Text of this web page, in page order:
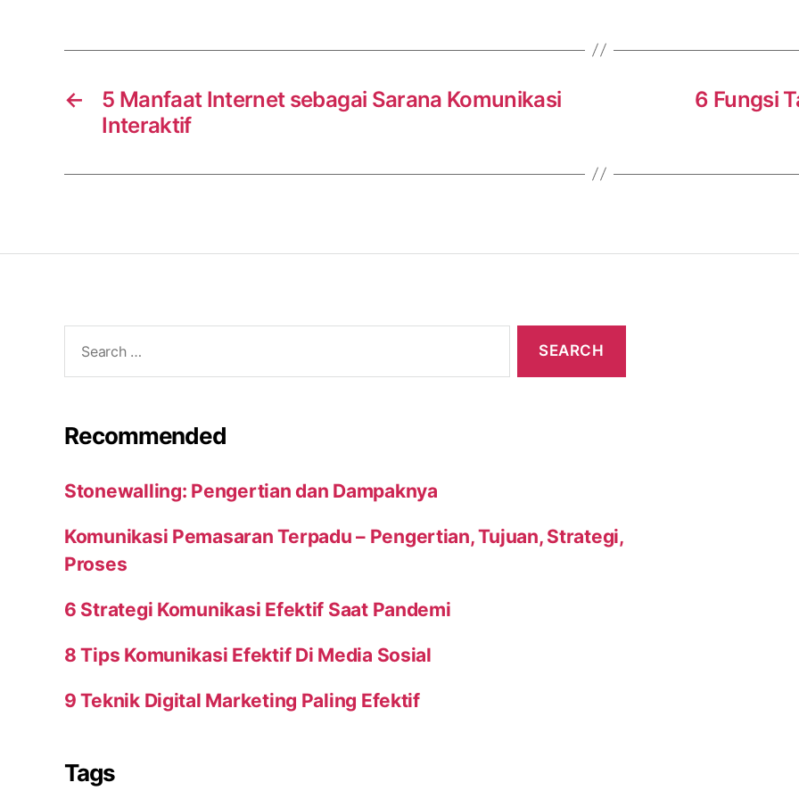
←
5 Manfaat Internet sebagai Sarana Komunikasi
Interaktif
6 Fungsi
for:
Recommended
Stonewalling: Pengertian dan Dampaknya
Komunikasi Pemasaran Terpadu – Pengertian, Tujuan, Strategi,
Proses
6 Strategi Komunikasi Efektif Saat Pandemi
8 Tips Komunikasi Efektif Di Media Sosial
9 Teknik Digital Marketing Paling Efektif
Tags